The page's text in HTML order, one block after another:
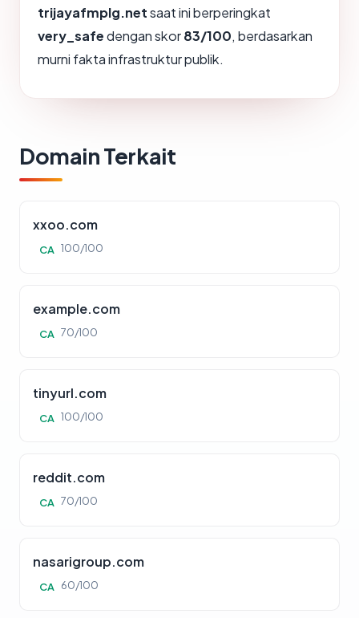
trijayafmplg.netsaat ini berperingkat
very_safedengan skor83/100, berdasarkan
murni fakta infrastruktur publik.
Domain Terkait
xxoo.com
CA 100/100
example.com
CA 70/100
tinyurl.com
CA 100/100
reddit.com
CA 70/100
nasarigroup.com
CA 60/100